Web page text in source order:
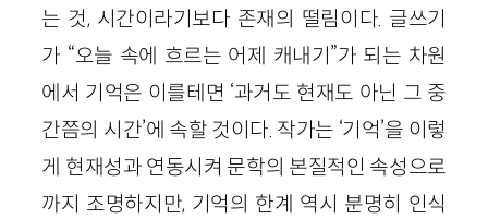
는 것, 시간이라기보다 존재의 떨림이다. 글쓰기
가 “오늘 속에 흐르는 어제 캐내기”가 되는 차원
에서 기억은 이를테면 ‘과거도 현재도 아닌 그 중
간쯤의 시간’에 속할 것이다. 작가는 ‘기억’을 이렇
게 현재성과 연동시켜 문학의 본질적인 속성으로
까지 조명하지만, 기억의 한계 역시 분명히 인식